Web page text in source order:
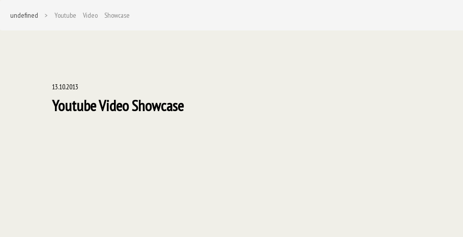
undefined > Youtube Video Showcase
13.10.2013
Youtube Video Showcase